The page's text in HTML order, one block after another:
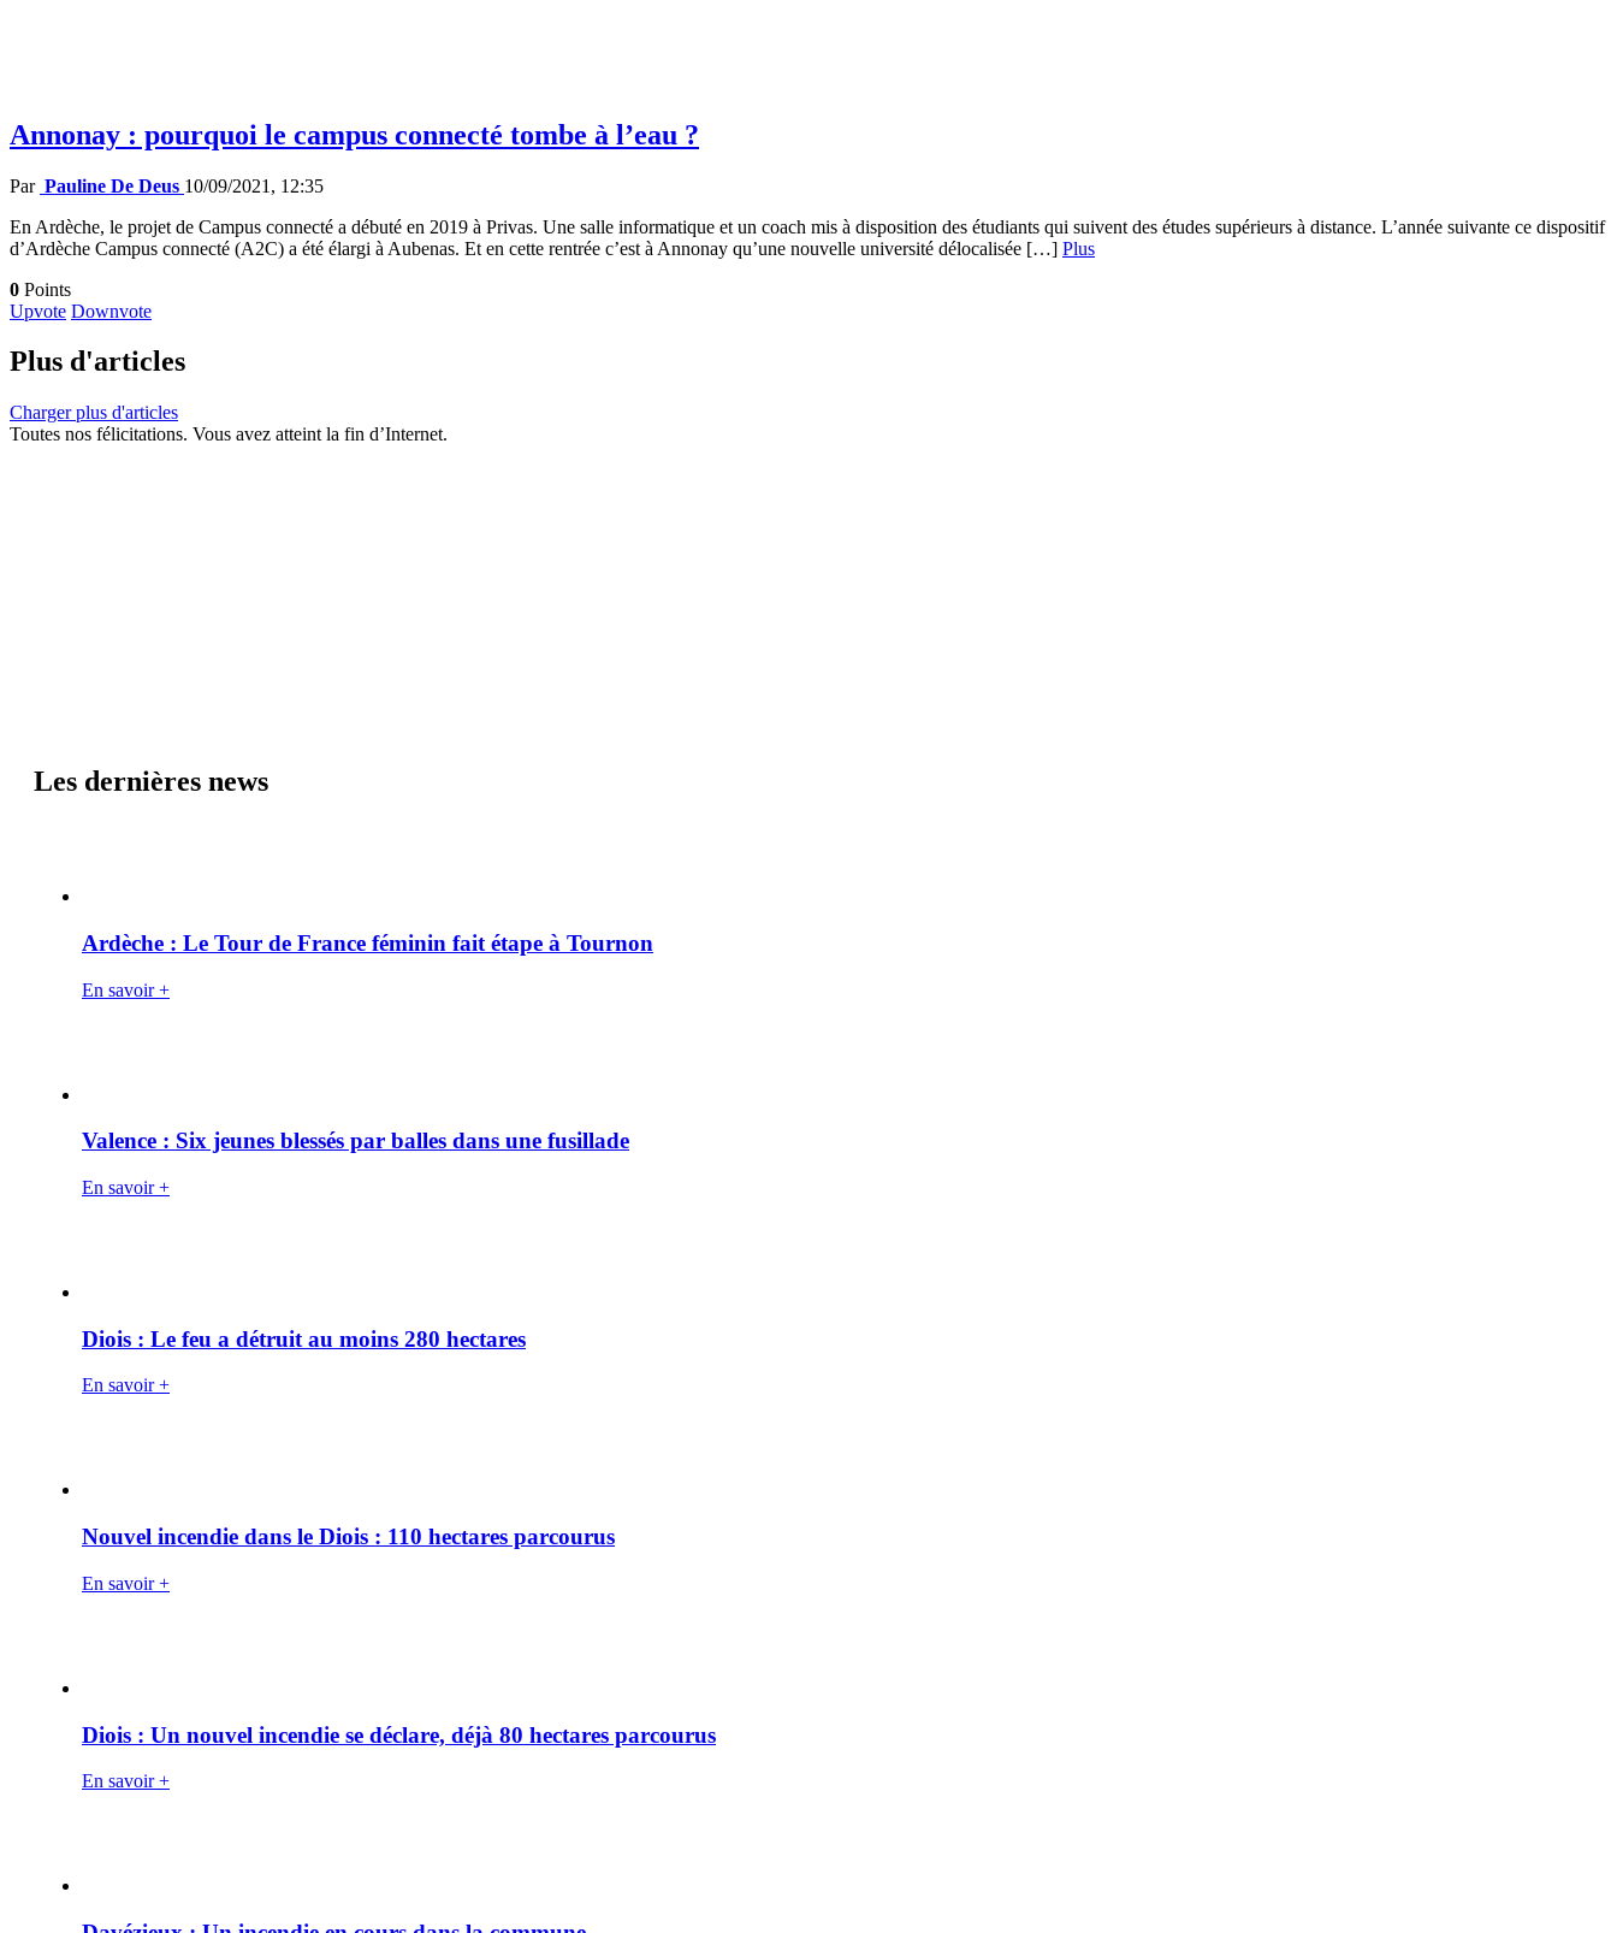
Annonay : pourquoi le campus connecté tombe à l’eau ?
Par Pauline De Deus 10/09/2021, 12:35
En Ardèche, le projet de Campus connecté a débuté en 2019 à Privas. Une salle informatique et un coach mis à disposition des étudiants qui suivent des études supérieurs à distance. L’année suivante ce dispositif
d’Ardèche Campus connecté (A2C) a été élargi à Aubenas. Et en cette rentrée c’est à Annonay qu’une nouvelle université délocalisée […] Plus
0 Points
Upvote Downvote
Plus d'articles
Charger plus d'articles
Toutes nos félicitations. Vous avez atteint la fin d’Internet.
Les dernières news
Ardèche : Le Tour de France féminin fait étape à Tournon
En savoir +
Valence : Six jeunes blessés par balles dans une fusillade
En savoir +
Diois : Le feu a détruit au moins 280 hectares
En savoir +
Nouvel incendie dans le Diois : 110 hectares parcourus
En savoir +
Diois : Un nouvel incendie se déclare, déjà 80 hectares parcourus
En savoir +